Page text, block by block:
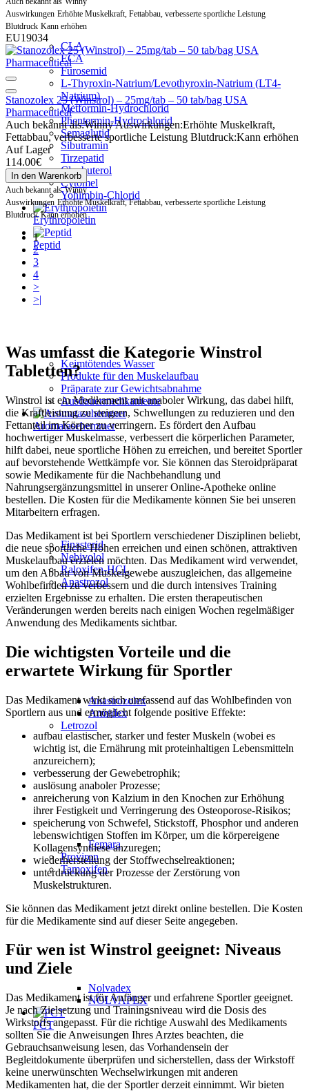
CLA
ECA
Furosemid
L-Thyroxin-Natrium/Levothyroxin-Natrium (LT4-
Natrium)
Metformin-Hydrochlorid
Phentermin-Hydrochlorid
Semaglutid
Sibutramin
Tirzepatid
Clenbuterol
Cytomel
Yohimbin-Chlorid
Erythropoietin
Peptid
Keimtötendes Wasser
Produkte für den Muskelaufbau
Präparate zur Gewichtsabnahme
Ausdauermedikamente
Aromatasehemmer
Finasterid
Nebivolol
Raloxifen-HCL
Anastrozol
Anastrozolex
Armidex
Letrozol
Femara
Proviron
Tamoxifen
Nolvadex
NOLVAPEX
PCT
Auswirkungen Erhöhte Muskelkraft, Fettabbau, verbesserte sportliche Leistung
Blutdruck Kann erhöhen
EU19034
Stanozolex 25 (Winstrol) – 25mg/tab – 50 tab/bag USA
Pharmaceutical
Auch bekannt als:WinnyAuswirkungen:Erhöhte Muskelkraft,
Fettabbau, verbesserte sportliche Leistung Blutdruck:Kann erhöhen
Auf Lager
114.00€
In den Warenkorb
Auch bekannt als Winny
Auswirkungen Erhöhte Muskelkraft, Fettabbau, verbesserte sportliche Leistung
Blutdruck Kann erhöhen
1
2
3
4
>
>|
Was umfasst die Kategorie Winstrol
Tabletten?
Winstrol ist ein Medikament mit anaboler Wirkung, das dabei hilft,
die Kraftleistung zu steigern, Schwellungen zu reduzieren und den
Fettanteil im Körper zu verringern. Es fördert den Aufbau
hochwertiger Muskelmasse, verbessert die körperlichen Parameter,
hilft dabei, neue sportliche Höhen zu erreichen, und bereitet Sportler
auf bevorstehende Wettkämpfe vor. Sie können das Steroidpräparat
sowie Medikamente für die Nachbehandlung und
Nahrungsergänzungsmittel in unserer Online-Apotheke online
bestellen. Die Kosten für die Medikamente können Sie bei unseren
Mitarbeitern erfragen.
Das Medikament ist bei Sportlern verschiedener Disziplinen beliebt,
die neue sportliche Höhen erreichen und einen schönen, attraktiven
Muskelaufbau erzielen möchten. Das Medikament wird verwendet,
um den Abbau von Muskelgewebe auszugleichen, das allgemeine
Wohlbefinden zu verbessern und die durch intensives Training
erzielten Ergebnisse zu erhalten. Die ersten therapeutischen
Veränderungen werden bereits nach einigen Wochen regelmäßiger
Anwendung des Medikaments sichtbar.
Die wichtigsten Vorteile und die
erwartete Wirkung für Sportler
Das Medikament wirkt sich umfassend auf das Wohlbefinden von
Sportlern aus und ermöglicht folgende positive Effekte:
aufbau elastischer, starker und fester Muskeln (wobei es
wichtig ist, die Ernährung mit proteinhaltigen Lebensmitteln
anzureichern);
verbesserung der Gewebetrophik;
auslösung anaboler Prozesse;
anreicherung von Kalzium in den Knochen zur Erhöhung
ihrer Festigkeit und Verringerung des Osteoporose-Risikos;
speicherung von Schwefel, Stickstoff, Phosphor und anderen
lebenswichtigen Stoffen im Körper, um die körpereigene
Kollagensynthese anzuregen;
wiederherstellung der Stoffwechselreaktionen;
unterdrückung der Prozesse der Zerstörung von
Muskelstrukturen.
Sie können das Medikament jetzt direkt online bestellen. Die Kosten
für die Medikamente sind auf dieser Seite angegeben.
Für wen ist Winstrol geeignet: Niveaus
und Ziele
Das Medikament ist für Anfänger und erfahrene Sportler geeignet.
Je nach Zielsetzung und Trainingsniveau wird die Dosis des
Wirkstoffs angepasst. Für die richtige Auswahl des Medikaments
sollten Sie die Anweisungen Ihres Arztes beachten, die
Gebrauchsanweisung lesen, das Vorhandensein der
Begleitdokumente überprüfen und sicherstellen, dass der Wirkstoff
keine unerwünschten Wechselwirkungen mit anderen
Medikamenten hat, die der Sportler derzeit einnimmt. Wir bieten